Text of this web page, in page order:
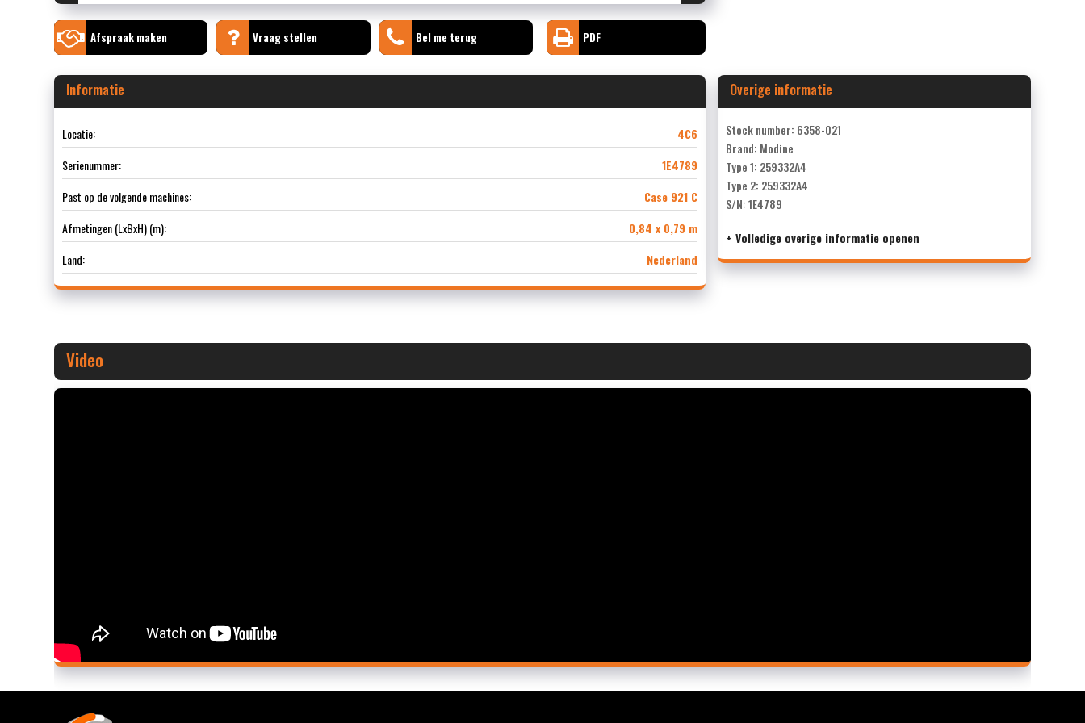
Afspraak maken Vraag stellen Bel me terug PDF
Informatie
Locatie:
4C6
Serienummer:
1E4789
Past op de volgende machines:
Case 921 C
Afmetingen (LxBxH) (m):
0,84 x 0,79 m
Land:
Nederland
Overige informatie
Stock number: 6358-021
Brand: Modine
Type 1: 259332A4
Type 2: 259332A4
S/N: 1E4789
+ Volledige overige informatie openen
Video